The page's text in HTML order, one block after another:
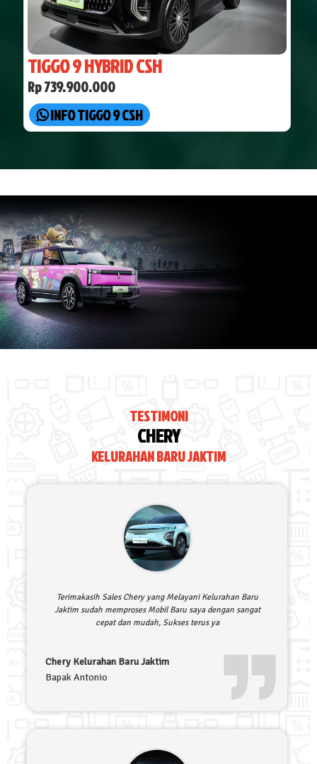
TIGGO 9 HYBRID CSH
Rp 739.900.000
INFO TIGGO 9 CSH
TESTIMONI
CHERY
KELURAHAN BARU JAKTIM
Terimakasih Sales Chery yang Melayani Kelurahan Baru
Jaktim sudah memproses Mobil Baru saya dengan sangat
cepat dan mudah, Sukses terus ya
Chery Kelurahan Baru Jaktim
Bapak Antonio